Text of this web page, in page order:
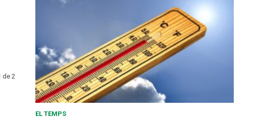
de 2
EL TEMPS